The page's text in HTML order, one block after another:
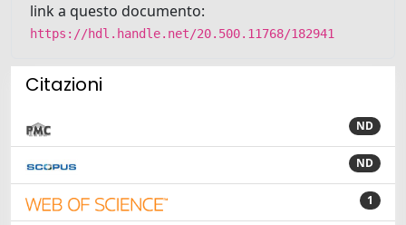
link a questo documento:
https://hdl.handle.net/20.500.11768/182941
Citazioni
ND
ND
1